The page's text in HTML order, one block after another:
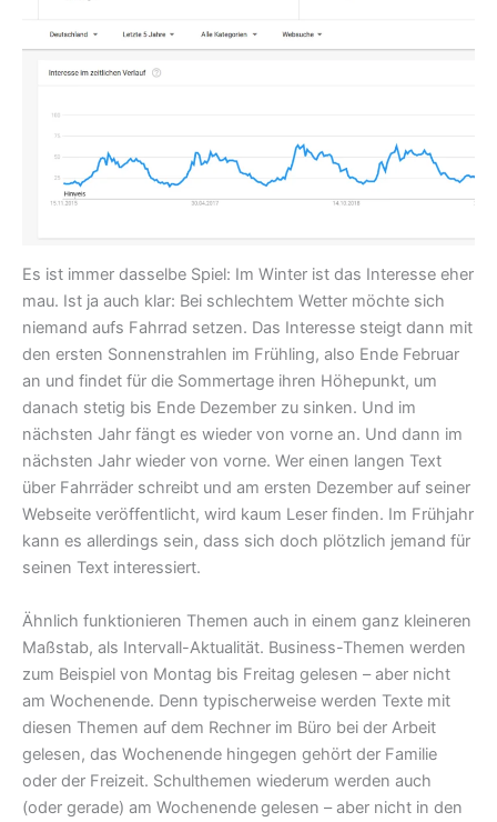
Es ist immer dasselbe Spiel: Im Winter ist das Interesse eher
mau. Ist ja auch klar: Bei schlechtem Wetter möchte sich
niemand aufs Fahrrad setzen. Das Interesse steigt dann mit
den ersten Sonnenstrahlen im Frühling, also Ende Februar
an und findet für die Sommertage ihren Höhepunkt, um
danach stetig bis Ende Dezember zu sinken. Und im
nächsten Jahr fängt es wieder von vorne an. Und dann im
nächsten Jahr wieder von vorne. Wer einen langen Text
über Fahrräder schreibt und am ersten Dezember auf seiner
Webseite veröffentlicht, wird kaum Leser finden. Im Frühjahr
kann es allerdings sein, dass sich doch plötzlich jemand für
seinen Text interessiert.
Ähnlich funktionieren Themen auch in einem ganz kleineren
Maßstab, als Intervall-Aktualität. Business-Themen werden
zum Beispiel von Montag bis Freitag gelesen – aber nicht
am Wochenende. Denn typischerweise werden Texte mit
diesen Themen auf dem Rechner im Büro bei der Arbeit
gelesen, das Wochenende hingegen gehört der Familie
oder der Freizeit. Schulthemen wiederum werden auch
(oder gerade) am Wochenende gelesen – aber nicht in den